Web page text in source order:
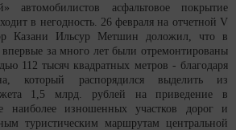
асфальтовое покрытие
в негодность. 26 февраля на отчетной V
Казани Ильсур Метшин доложил, что в
за много лет были отремонтированы
112 тысяч квадратных метров - благодаря
который распорядился выделить из
1,5 млрд. рублей на приведение в
наиболее изношенных участков дорог и
туристическим маршрутам центральной